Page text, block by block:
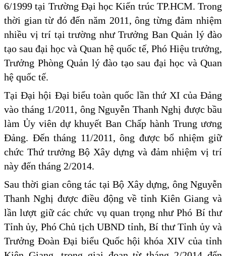
6/1999 tại Trường Đại học Kiến trúc TP.HCM. Trong
thời gian từ đó đến năm 2011, ông từng đảm nhiệm
nhiều vị trí tại trường như Trưởng Ban Quản lý đào
tạo sau đại học và Quan hệ quốc tế, Phó Hiệu trưởng,
Trưởng Phòng Quản lý đào tạo sau đại học và Quan
hệ quốc tế.
Tại Đại hội Đại biểu toàn quốc lần thứ XI của Đảng
vào tháng 1/2011, ông Nguyễn Thanh Nghị được bầu
làm Ủy viên dự khuyết Ban Chấp hành Trung ương
Đảng. Đến tháng 11/2011, ông được bổ nhiệm giữ
chức Thứ trưởng Bộ Xây dựng và đảm nhiệm vị trí
này đến tháng 2/2014.
Sau thời gian công tác tại Bộ Xây dựng, ông Nguyễn
Thanh Nghị được điều động về tỉnh Kiên Giang và
lần lượt giữ các chức vụ quan trọng như Phó Bí thư
Tỉnh ủy, Phó Chủ tịch UBND tỉnh, Bí thư Tỉnh ủy và
Trưởng Đoàn Đại biểu Quốc hội khóa XIV của tỉnh